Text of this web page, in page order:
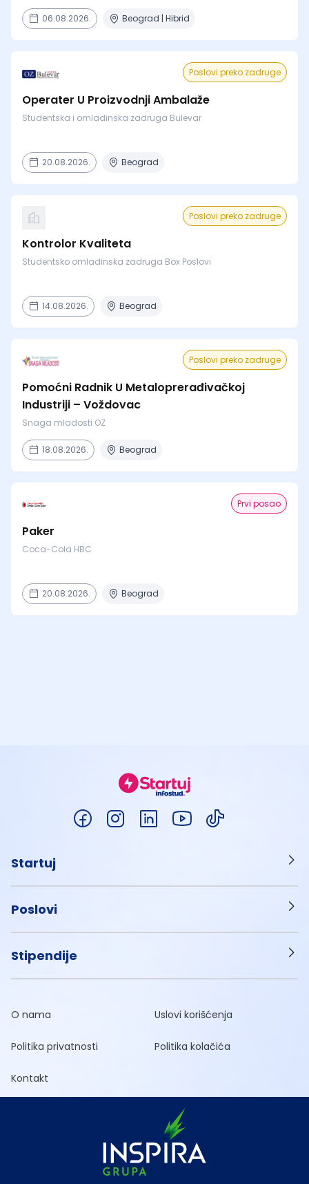
06.08.2026. Beograd | Hibrid
Poslovi preko zadruge
Operater U Proizvodnji Ambalaže
Studentska i omladinska zadruga Bulevar
20.08.2026. Beograd
Poslovi preko zadruge
Kontrolor Kvaliteta
Studentsko omladinska zadruga Box Poslovi
14.08.2026. Beograd
Poslovi preko zadruge
Pomoćni Radnik U Metaloprerađivačkoj
Industriji – Voždovac
Snaga mladosti OZ
18.08.2026. Beograd
Prvi posao
Paker
Coca-Cola HBC
20.08.2026. Beograd
Startuj
Poslovi
Stipendije
O nama Uslovi korišćenja
Politika privatnosti Politika kolačića
Kontakt